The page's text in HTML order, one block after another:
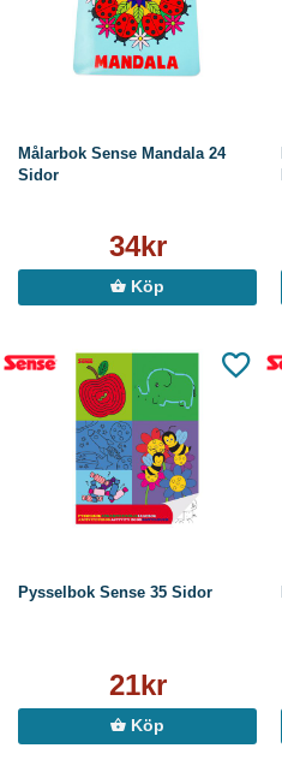
Målarbok Sense Mandala 24
Sidor
34kr
Köp
Pysselbok Sense 35 Sidor
21kr
Köp